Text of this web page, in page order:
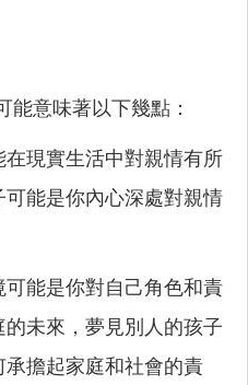
能意味著以下幾點：
在現實生活中對親情有所
能是你內心深處對親情
可能是你對自己角色和責
未來，夢見別人的孩子
擔起家庭和社會的責